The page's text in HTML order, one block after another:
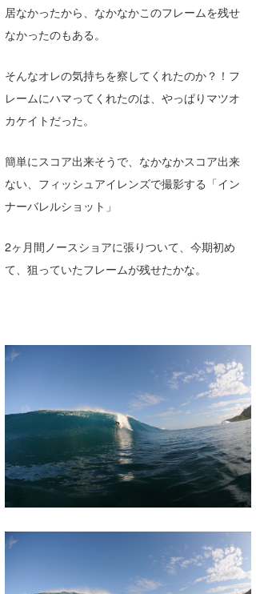
居なかったから、なかなかこのフレームを残せ
なかったのもある。
そんなオレの気持ちを察してくれたのか？！フ
レームにハマってくれたのは、やっぱりマツオ
カケイトだった。
簡単にスコア出来そうで、なかなかスコア出来
ない、フィッシュアイレンズで撮影する「イン
ナーバレルショット」
2ヶ月間ノースショアに張りついて、今期初め
て、狙っていたフレームが残せたかな。
mitz
S.K
Soulman
waka☆=
YUKI☆
たっちー
ハンマー
三輪予報士
上田純子
上條将美
唐澤予報士
SancheZ